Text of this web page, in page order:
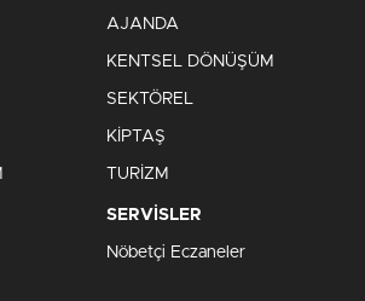
AJANDA
KENTSEL DÖNÜŞÜM
SEKTÖREL
KİPTAŞ
TURİZM
SERVİSLER
Nöbetçi Eczaneler